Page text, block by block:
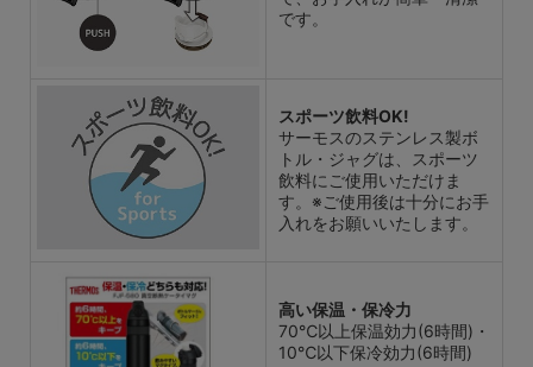
です。
スポーツ飲料OK!
サーモスのステンレス製ボ
トル・ジャグは、スポーツ
飲料にご使用いただけま
す。※ご使用後は十分にお手
入れをお願いいたします。
高い保温・保冷力
70℃以上保温効力(6時間)・
10℃以下保冷効力(6時間)